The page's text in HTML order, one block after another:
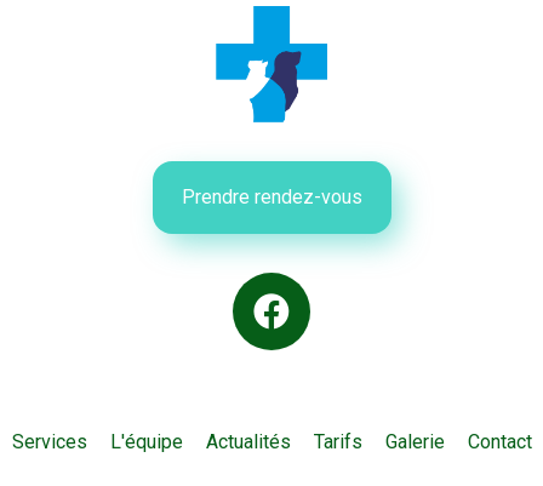
Prendre rendez-vous
Services L'équipe Actualités Tarifs Galerie Contact